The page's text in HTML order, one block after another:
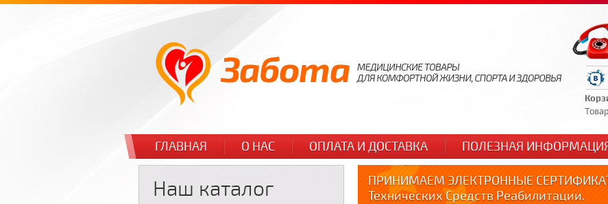
ГЛАВНАЯ О НАС ОПЛАТА И ДОСТАВКА ПОЛЕЗНАЯ
Наш каталог
ПРИНИМАЕМ ЭЛЕКТРОННЫЕ
Технических Средств Реабилитации.